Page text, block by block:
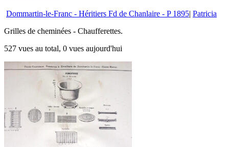
Dommartin-le-Franc - Héritiers Fd de Chanlaire - P 1895| Patricia
Grilles de cheminées - Chaufferettes.
527 vues au total, 0 vues aujourd'hui